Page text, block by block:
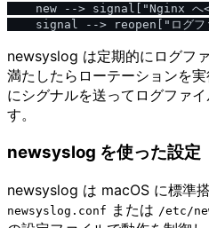
new --> signal["Nginx へ
newsyslog は定期的にログフ
満たしたらローテーションを
にシグナルを送ってログファ
す。
newsyslog を使った設定
newsyslog は macOS に標準搭
newsyslog.conf または ​/​etc​/​